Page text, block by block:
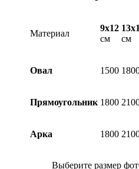
Материал
9х12
см
см
Овал 1500
Прямоугольник 1800
Арка 1800
Выберите размер